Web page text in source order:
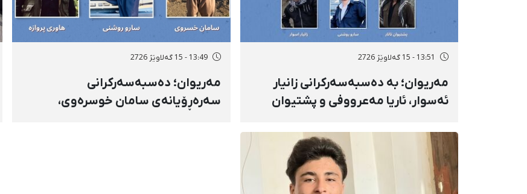
13:51 - 15 گەلاوێژ 2726
مەریوان؛ بە دەسبەسەرکرانی زانیار
ئەسوار، ئاریا مەعرووفی و پشتیوان
سەرەڕۆیانە لە ئاوایی «نێ» بۆ شەش
کەس زیادی کرد
13:49 - 15 گەلاوێژ 2726
مەریوان؛ دەسبەسەرکرانی
سەرەڕۆیانەی سامان خوسرەوی،